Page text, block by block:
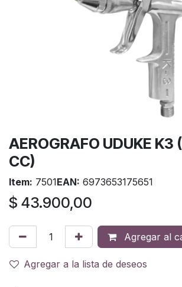
AEROGRAFO UDUKE K3
CC)
Item: 7501EAN: 6973653175651
$ 43.900,00
Agregar al
Agregar a la lista de deseos